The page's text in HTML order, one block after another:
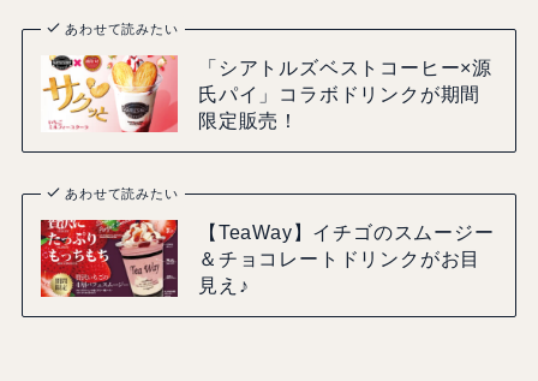
あわせて読みたい
「シアトルズベストコーヒー×源
氏パイ」コラボドリンクが期間
限定販売！
あわせて読みたい
【TeaWay】イチゴのスムージー
＆チョコレートドリンクがお目
見え♪